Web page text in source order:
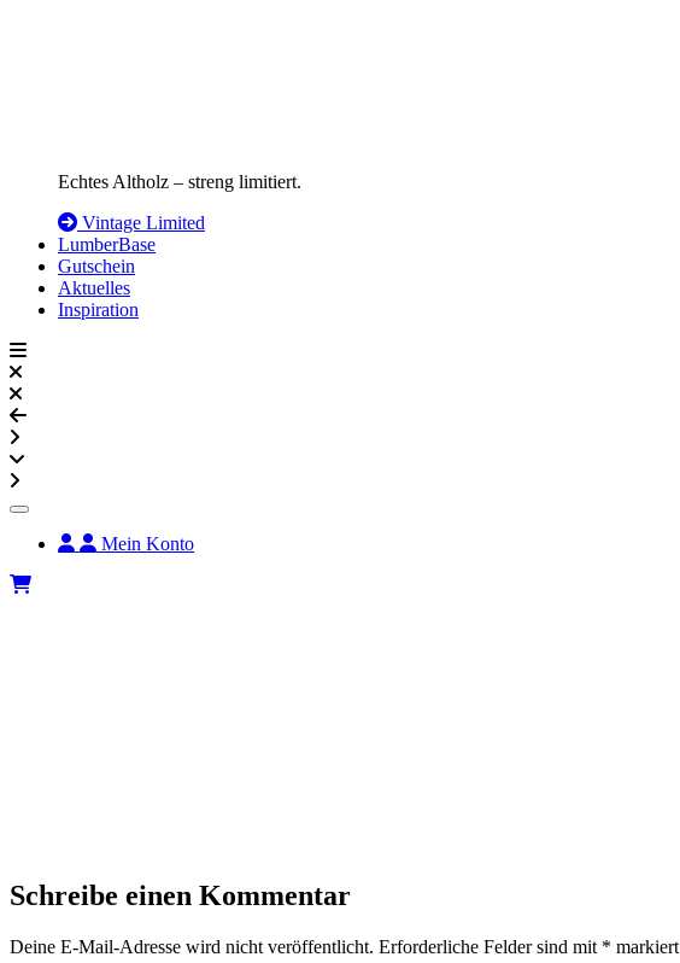
Echtes Altholz – streng limitiert.
Vintage Limited
LumberBase
Gutschein
Aktuelles
Inspiration
Mein Konto
Schreibe einen Kommentar
Deine E-Mail-Adresse wird nicht veröffentlicht. Erforderliche Felder sind mit * markiert